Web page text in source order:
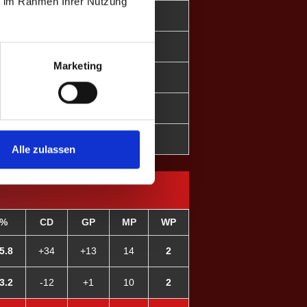
Marketing
Alle zulassen
% CD GP MP WP
+34 +13 14 2
-12 +1 10 2